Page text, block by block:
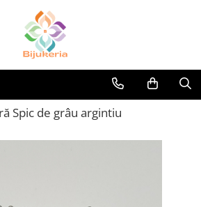
Spic de grâu argintiu